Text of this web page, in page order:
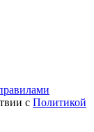
с Политикой